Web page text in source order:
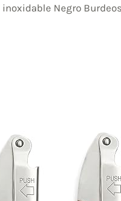
inoxidable Negro